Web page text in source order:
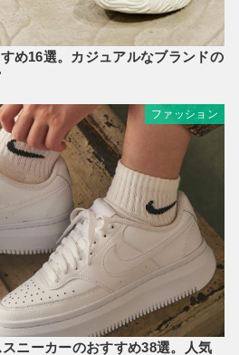
め16選。カジュアルなブランドの
ファッション
スニーカーのおすすめ38選。人気